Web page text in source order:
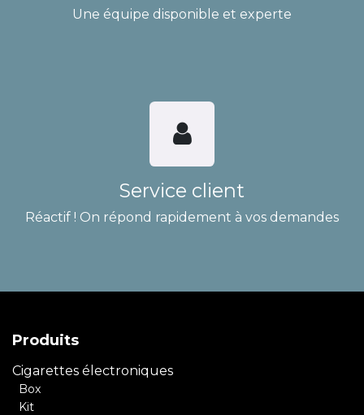
Une équipe disponible et experte
Service client
Réactif ! On répond rapidement à vos demandes
Produits
Cigarettes électroniques
Box
Kit